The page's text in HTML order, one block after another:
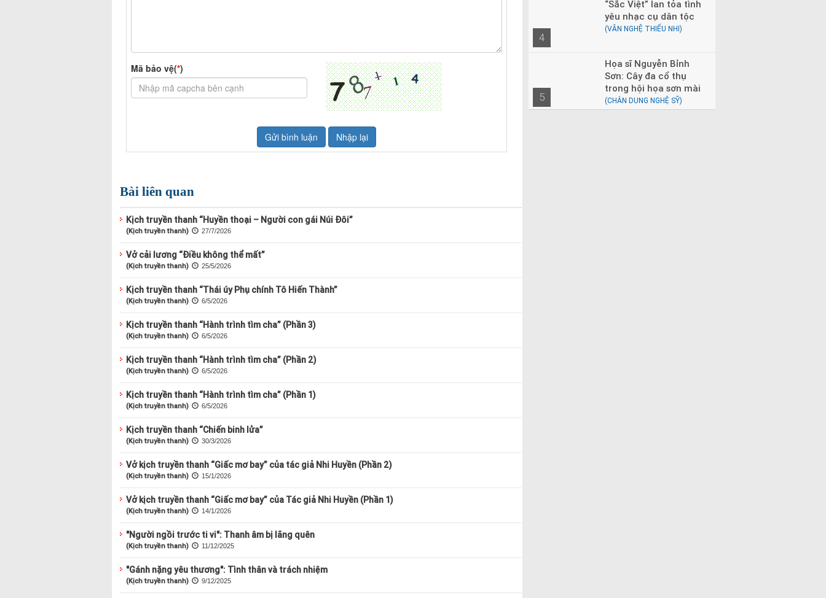
Bài liên quan
Kịch truyền thanh “Huyền thoại – Người con gái Núi Đôi”
(Kịch truyền thanh) 27/7/2026
Vở cải lương “Điều không thể mất”
(Kịch truyền thanh) 25/5/2026
Kịch truyền thanh “Thái úy Phụ chính Tô Hiến Thành”
(Kịch truyền thanh) 6/5/2026
Kịch truyền thanh “Hành trình tìm cha” (Phần 3)
(Kịch truyền thanh) 6/5/2026
Kịch truyền thanh “Hành trình tìm cha” (Phần 2)
(Kịch truyền thanh) 6/5/2026
Kịch truyền thanh “Hành trình tìm cha” (Phần 1)
(Kịch truyền thanh) 6/5/2026
Kịch truyền thanh “Chiến binh lửa”
(Kịch truyền thanh) 30/3/2026
Vở kịch truyền thanh “Giấc mơ bay” của tác giả Nhi Huyền (Phần 2)
(Kịch truyền thanh) 15/1/2026
Vở kịch truyền thanh “Giấc mơ bay” của Tác giả Nhi Huyền (Phần 1)
(Kịch truyền thanh) 14/1/2026
"Người ngồi trước ti vi": Thanh âm bị lãng quên
(Kịch truyền thanh) 11/12/2025
"Gánh nặng yêu thương": Tình thân và trách nhiệm
(Kịch truyền thanh) 9/12/2025
4
“Sắc Việt” lan tỏa tình
yêu nhạc cụ dân tộc
(VĂN NGHỆ THIẾU NHI)
5
Họa sĩ Nguyễn Bỉnh
Sơn: Cây đa cổ thụ
trong hội họa sơn mài
(CHÂN DUNG NGHỆ SỸ)